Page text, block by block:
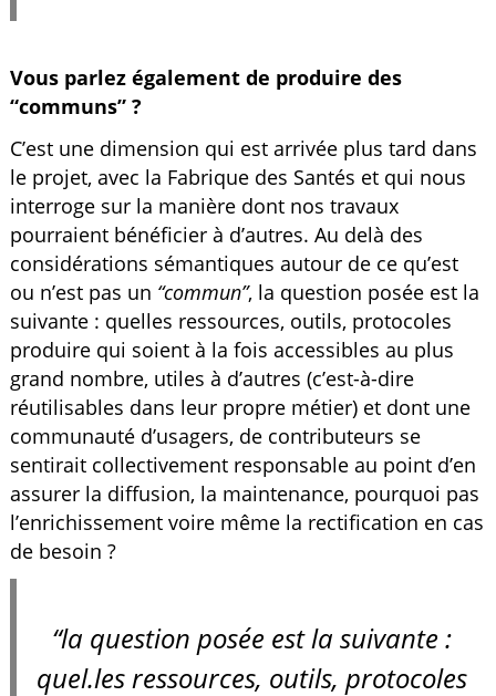
Vous parlez également de produire des
“communs” ?
C’est une dimension qui est arrivée plus tard dans
le projet, avec la Fabrique des Santés et qui nous
interroge sur la manière dont nos travaux
pourraient bénéficier à d’autres. Au delà des
considérations sémantiques autour de ce qu’est
ou n’est pas un “commun”, la question posée est la
suivante : quelles ressources, outils, protocoles
produire qui soient à la fois accessibles au plus
grand nombre, utiles à d’autres (c’est-à-dire
réutilisables dans leur propre métier) et dont une
communauté d’usagers, de contributeurs se
sentirait collectivement responsable au point d’en
assurer la diffusion, la maintenance, pourquoi pas
l’enrichissement voire même la rectification en cas
de besoin ?
“la question posée est la suivante :
quel.les ressources, outils, protocoles